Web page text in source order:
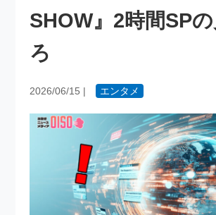
SHOW』2時間SP
ろ
2026/06/15 | エンタメ